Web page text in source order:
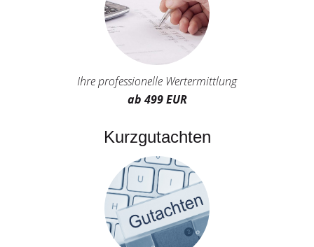
Ihre professionelle Wertermittlung
ab 499 EUR
Kurzgutachten